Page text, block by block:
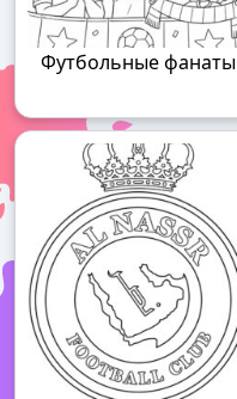
Футбольные фанаты